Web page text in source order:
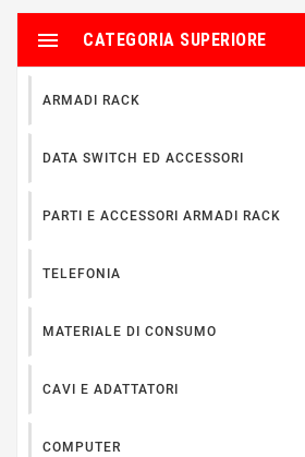
CATEGORIA SUPERIORE

ARMADI RACK
DATA SWITCH ED ACCESSORI
PARTI E ACCESSORI ARMADI RACK
TELEFONIA
MATERIALE DI CONSUMO
CAVI E ADATTATORI
COMPUTER